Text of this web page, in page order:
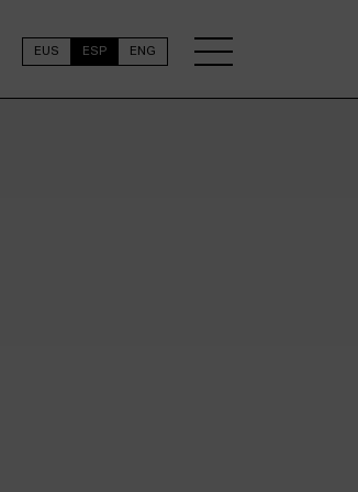
EUS ESP ENG